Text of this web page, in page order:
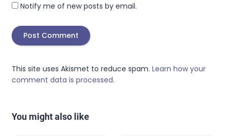
Notify me of new posts by email.
This site uses Akismet to reduce spam. Learn how your
comment data is processed.
You might also like